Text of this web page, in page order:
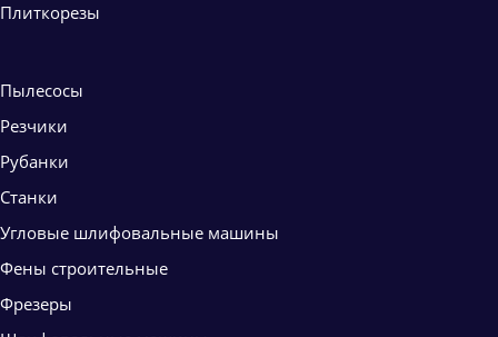
Плиткорезы
Пылесосы
Резчики
Рубанки
Станки
Угловые шлифовальные машины
Фены строительные
Фрезеры